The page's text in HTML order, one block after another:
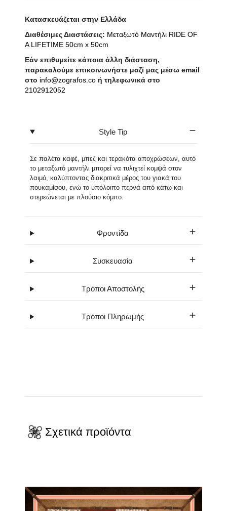
x
70cm
ποσότητα
Κατασκευάζεται στην Ελλάδα
Διαθέσιμες Διαστάσεις: Μεταξωτό Μαντήλι RIDE OF
A LIFETIME 50cm x 50cm
Εάν επιθυμείτε κάποια άλλη διάσταση,
παρακαλούμε επικοινωνήστε μαζί μας μέσω email
στο info@zografos.co ή τηλεφωνικά στο
2102912052
Style Tip
Σε παλέτα καφέ, μπεζ και τερακότα αποχρώσεων, αυτό
το μεταξωτό μαντήλι μπορεί να τυλιχτεί κομψά στον
λαιμό, καλύπτοντας διακριτικά μέρος του γιακά του
πουκαμίσου, ενώ το υπόλοιπο περνά από κάτω και
στερεώνεται με πλούσιο κόμπο.
Φροντίδα
Συσκευασία
Τρόποι Αποστολής
Τρόποι Πληρωμής
Σχετικά προϊόντα